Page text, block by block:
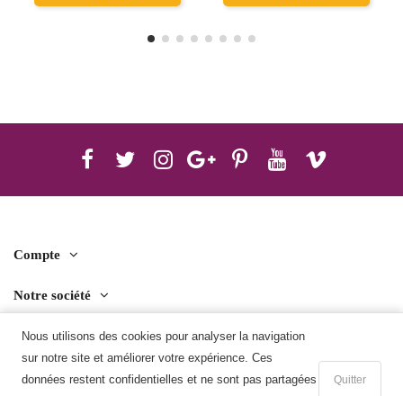
Nous utilisons des cookies pour analyser la navigation
sur notre site et améliorer votre expérience. Ces
données restent confidentielles et ne sont pas partagées
Quitter
Compte
Notre société
Contact us
Télécharger l'application mobile